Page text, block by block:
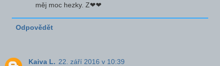
měj moc hezky. Z❤❤
Odpovědět
Kaiva L. 22. září 2016 v 10:39